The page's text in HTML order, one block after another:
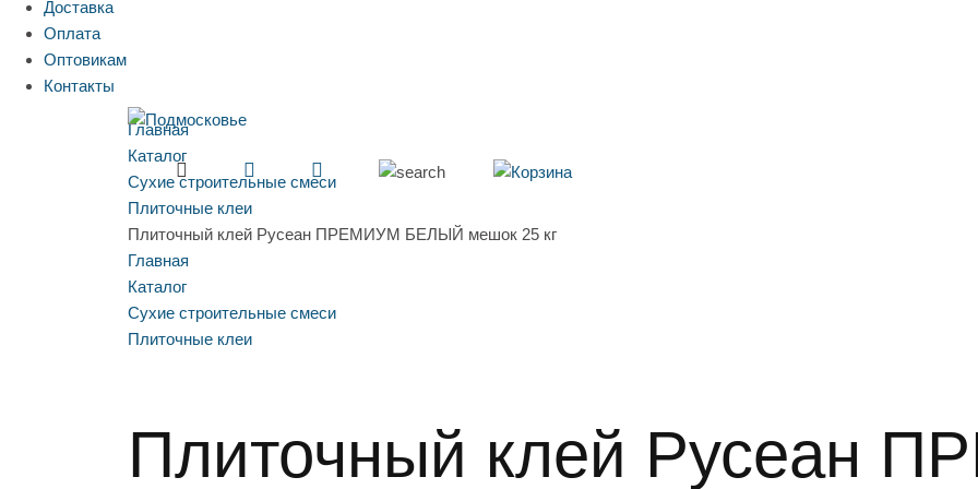
Доставка
Оплата
Оптовикам
Контакты
Главная
Каталог
Сухие строительные смеси
Плиточные клеи
Плиточный клей Русеан ПРЕМИУМ БЕЛЫЙ мешок 25 кг
Главная
Каталог
Сухие строительные смеси
Плиточные клеи
Плиточный клей Русеан